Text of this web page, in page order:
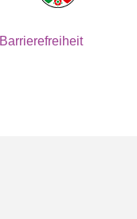
Barrierefreiheit